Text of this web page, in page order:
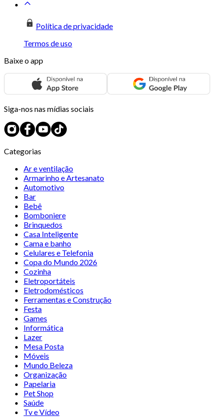
Política de privacidade
Termos de uso
Baixe o app
Siga-nos nas mídias sociais
Categorias
Ar e ventilação
Armarinho e Artesanato
Automotivo
Bar
Bebê
Bomboniere
Brinquedos
Casa Inteligente
Cama e banho
Celulares e Telefonia
Copa do Mundo 2026
Cozinha
Eletroportáteis
Eletrodomésticos
Ferramentas e Construção
Festa
Games
Informática
Lazer
Mesa Posta
Móveis
Mundo Beleza
Organização
Papelaria
Pet Shop
Saúde
Tv e Vídeo